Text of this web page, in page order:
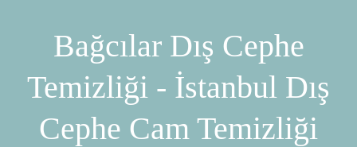
Bağcılar Dış Cephe
Temizliği - İstanbul Dış
Cephe Cam Temizliği